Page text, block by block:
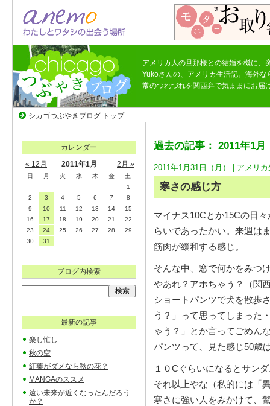
アメリカ人の旦那様との結婚を機に、
Yukoさんの、アメリカ生活記。海外
常のつれづれを関西弁で気ままにお届
シカゴつぶやきブログ トップ
過去の記事： 2011年1月
2011年1月31日（月） | アメリカ
寒さの感じ方
マイナス10Cとか15Cの日
らいであったかい。来週は
筋肉が緩和する感じ。
そんな中、窓で何かをみつ
やあれ？アホちゃう？（関
ショートパンツで犬を散歩
う？」って思ってしまった
ゃう？」とか言ってごめん
パンツって、見た感じ50歳
１０Cぐらいになるとサン
それ以上やな（私的には「
寒さに強い人をみかけて、
カレンダー
« 12月
2011年1月 2月 »
日 月 火 水 木 金
土
1
2
3 4 5 6 7
8
9
10 11 12 13 14
15
16
17 18 19 20 21
22
23
24 25 26 27 28
29
30
31
ブログ内検索
最新の記事
楽し忙し
秋の空
紅葉がダメなら秋の花？
MANGAのススメ
遠い未来が近くなったんだろう
か？